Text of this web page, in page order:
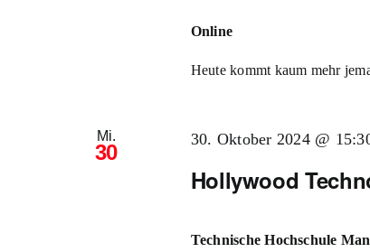
Online
Heute kommt kaum mehr
Mi.
30
Hollywood
30. Oktober 2024 @
Technische Hochschule